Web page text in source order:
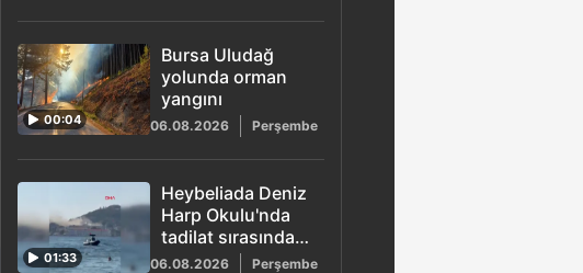
kurtarılamadı!
00:04
Bursa Uludağ
yolunda orman
yangını
06.08.2026 Perşembe
01:33
Heybeliada Deniz
Harp Okulu'nda
tadilat sırasında
yangın çıktı
06.08.2026 Perşembe